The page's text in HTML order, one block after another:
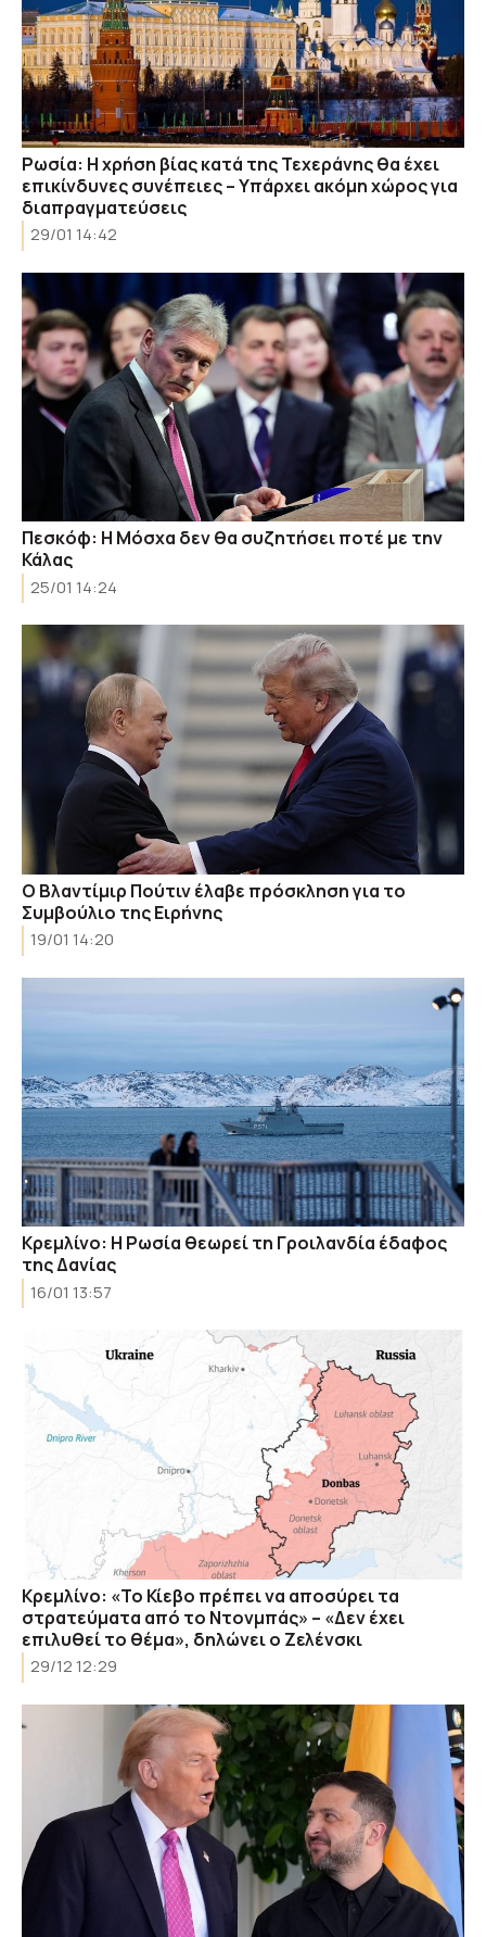
Ρωσία: Η χρήση βίας κατά της Τεχεράνης θα έχει
επικίνδυνες συνέπειες – Υπάρχει ακόμη χώρος για
διαπραγματεύσεις
29/01 14:42
Πεσκόφ: Η Μόσχα δεν θα συζητήσει ποτέ με την
Κάλας
25/01 14:24
Ο Βλαντίμιρ Πούτιν έλαβε πρόσκληση για το
Συμβούλιο της Ειρήνης
19/01 14:20
Κρεμλίνο: Η Ρωσία θεωρεί τη Γροιλανδία έδαφος
της Δανίας
16/01 13:57
Κρεμλίνο: «Το Κίεβο πρέπει να αποσύρει τα
στρατεύματα από το Ντονμπάς» – «Δεν έχει
επιλυθεί το θέμα», δηλώνει ο Ζελένσκι
29/12 12:29